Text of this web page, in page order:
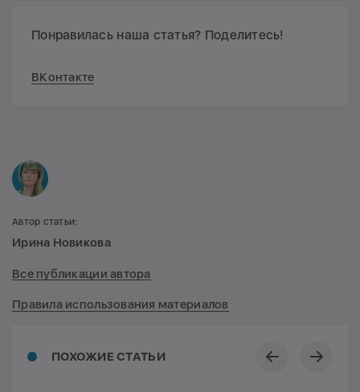
Понравилась наша статья? Поделитесь!
ВКонтакте
ПОХОЖИЕ СТАТЬИ
Автор статьи:
Ирина Новикова
Все публикации автора
Правила использования материалов